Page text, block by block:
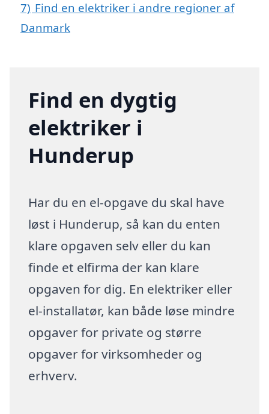
7) Find en elektriker i andre regioner af
Danmark
Find en dygtig
elektriker i
Hunderup
Har du en el-opgave du skal have
løst i Hunderup, så kan du enten
klare opgaven selv eller du kan
finde et elfirma der kan klare
opgaven for dig. En elektriker eller
el-installatør, kan både løse mindre
opgaver for private og større
opgaver for virksomheder og
erhverv.